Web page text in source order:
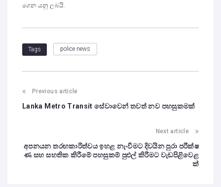
ගෙන යනු ලබයි.
Tags police news
Previous article
Lanka Metro Transit සේවාවෙන් තවත් නව පහසුකමක්
Next article
අපනයන තරඟකාරිත්වය ඉහළ නැංවීමට දිවයින පුරා පරීක්ෂ
ණ සහ සහතික කිරීමේ පහසුකම් පුළුල් කිරීමට වැඩපිළිවෙළ
ක්